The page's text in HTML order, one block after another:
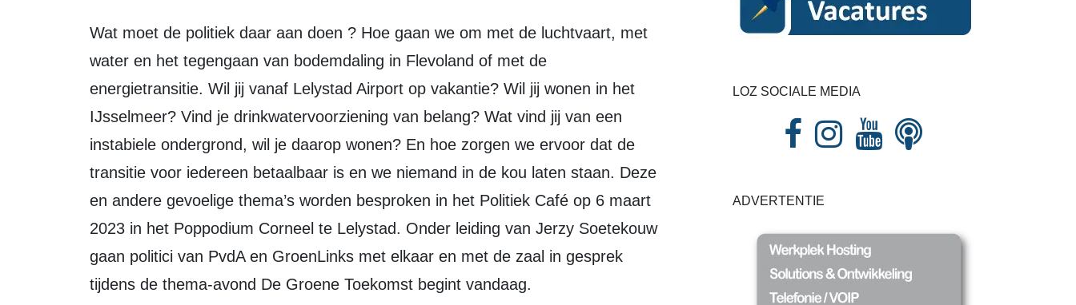
Wat moet de politiek daar aan doen ? Hoe gaan we om met de luchtvaart, met
water en het tegengaan van bodemdaling in Flevoland of met de
energietransitie. Wil jij vanaf Lelystad Airport op vakantie? Wil jij wonen in het
IJsselmeer? Vind je drinkwatervoorziening van belang? Wat vind jij van een
instabiele ondergrond, wil je daarop wonen? En hoe zorgen we ervoor dat de
transitie voor iedereen betaalbaar is en we niemand in de kou laten staan. Deze
en andere gevoelige thema’s worden besproken in het Politiek Café op 6 maart
2023 in het Poppodium Corneel te Lelystad. Onder leiding van Jerzy Soetekouw
gaan politici van PvdA en GroenLinks met elkaar en met de zaal in gesprek
tijdens de thema-avond De Groene Toekomst begint vandaag.
LOZ SOCIALE MEDIA
ADVERTENTIE